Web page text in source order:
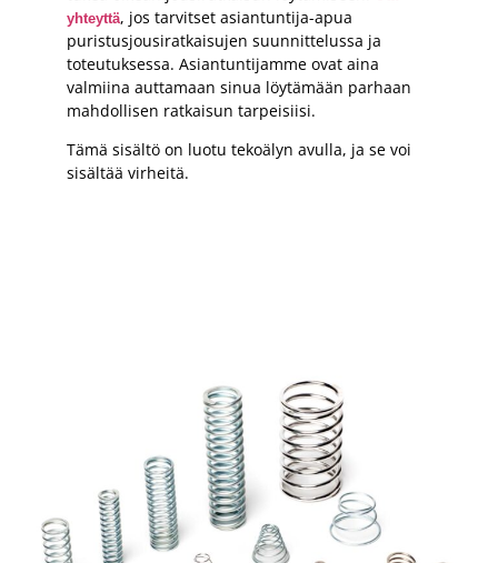
yhteyttä, jos tarvitset asiantuntija-apua
puristusjousiratkaisujen suunnittelussa ja
toteutuksessa. Asiantuntijamme ovat aina
valmiina auttamaan sinua löytämään parhaan
mahdollisen ratkaisun tarpeisiisi.
Tämä sisältö on luotu tekoälyn avulla, ja se voi
sisältää virheitä.